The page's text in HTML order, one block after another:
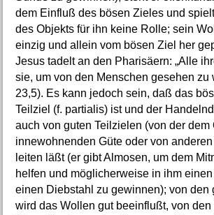
dem Einfluß des bösen Zieles und
des Objekts für ihn keine Rolle; sein
einzig und allein vom bösen Ziel her
Jesus tadelt an den Pharisäern: „Alle
sie, um von den Menschen gesehen zu
23,5). Es kann jedoch sein, daß das
Teilziel (f. partialis) ist und der
auch von guten Teilzielen (von der dem
innewohnenden Güte oder von
leiten läßt (er gibt Almosen, um dem
helfen und möglicherweise in ihm
einen Diebstahl zu gewinnen); von den
wird das Wollen gut beeinflußt, von